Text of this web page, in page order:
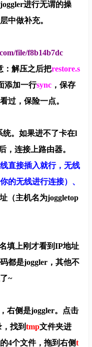
进行无谓的操
中做补充。
file/f8b14b7dc
：解压之后把restore.s
添加一行sync ，保存
过，保险一点。
统。如果进不了卡在l
，连接上路由器。
直接插入就行，无线
的无线进行连接）、
（主机名为joggletop
填上刚才看到IP地址
码都是joggler，其他不
~
右侧是joggler。点击
找到tmp文件夹进
4个文件，拖到右侧t